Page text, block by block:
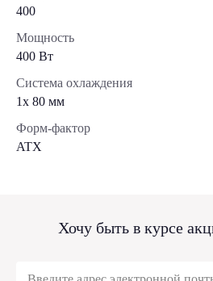
400
Мощность
400 Вт
Система охлаждения
1x 80 мм
Форм-фактор
ATX
Хочу быть в курсе